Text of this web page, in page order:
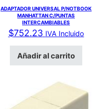
ADAPTADOR UNIVERSAL P/NOTBOOK
MANHATTAN C/PUNTAS
INTERCAMBIABLES
$752.23 IVA Incluido
Añadir al carrito